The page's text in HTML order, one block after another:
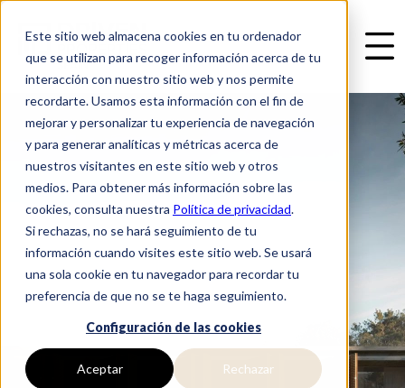
Este sitio web almacena cookies en tu ordenador
que se utilizan para recoger información acerca de tu
interacción con nuestro sitio web y nos permite
recordarte. Usamos esta información con el fin de
mejorar y personalizar tu experiencia de navegación
y para generar analíticas y métricas acerca de
nuestros visitantes en este sitio web y otros
medios. Para obtener más información sobre las
cookies, consulta nuestra Política de privacidad.
Si rechazas, no se hará seguimiento de tu
información cuando visites este sitio web. Se usará
una sola cookie en tu navegador para recordar tu
preferencia de que no se te haga seguimiento.
Configuración de las cookies
Aceptar Rechazar